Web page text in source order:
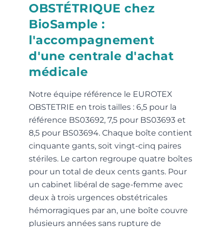
OBSTÉTRIQUE chez
BioSample :
l'accompagnement
d'une centrale d'achat
médicale
Notre équipe référence le EUROTEX
OBSTETRIE en trois tailles : 6,5 pour la
référence BS03692, 7,5 pour BS03693 et
8,5 pour BS03694. Chaque boîte contient
cinquante gants, soit vingt-cinq paires
stériles. Le carton regroupe quatre boîtes
pour un total de deux cents gants. Pour
un cabinet libéral de sage-femme avec
deux à trois urgences obstétricales
hémorragiques par an, une boîte couvre
plusieurs années sans rupture de